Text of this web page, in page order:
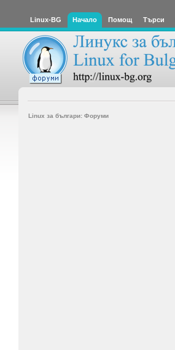
Linux-BG Начало Помощ Търси
Linux за българи: Форуми